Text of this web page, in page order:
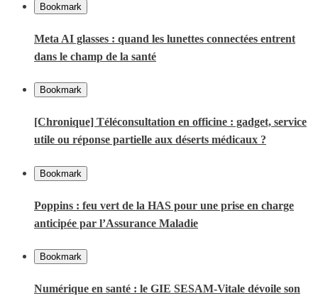
Bookmark
Meta AI glasses : quand les lunettes connectées entrent
dans le champ de la santé
Bookmark
[Chronique] Téléconsultation en officine : gadget, service
utile ou réponse partielle aux déserts médicaux ?
Bookmark
Poppins : feu vert de la HAS pour une prise en charge
anticipée par l’Assurance Maladie
Bookmark
Numérique en santé : le GIE SESAM-Vitale dévoile son